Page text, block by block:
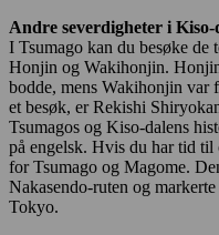
Andre severdigheter i Kiso-
I Tsumago kan du besøke de
Honjin og Wakihonjin.
bodde, mens Wakihonjin var
et besøk, er Rekishi
Tsumagos og Kiso-dalens
på engelsk. Hvis du har tid
for Tsumago og Magome.
Nakasendo-ruten og
Tokyo.